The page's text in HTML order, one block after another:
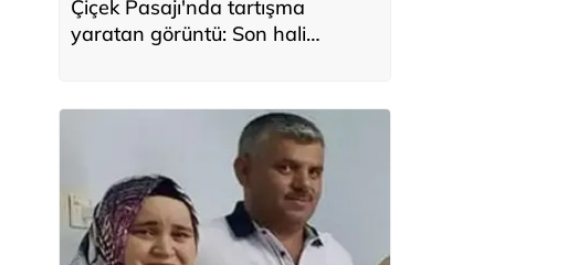
Çiçek Pasajı'nda tartışma
yaratan görüntü: Son hali